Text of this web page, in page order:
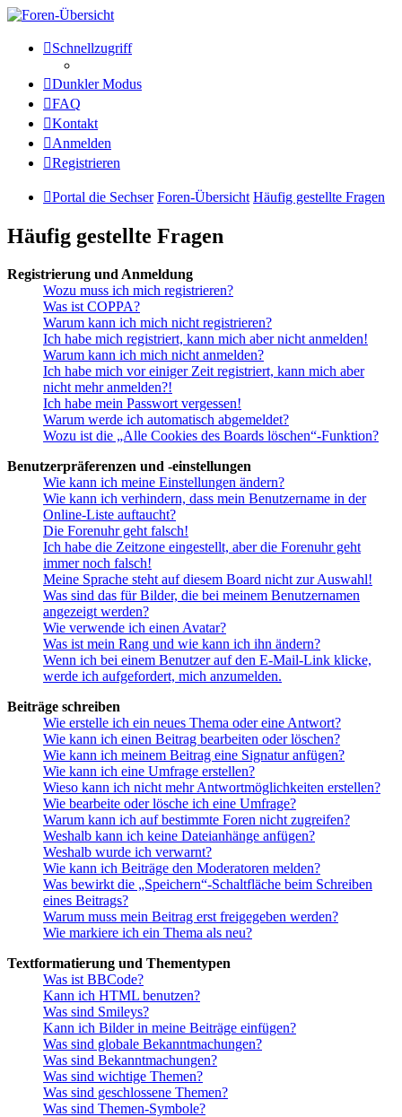
Die Sechser - Anlagenmeisterei
und Treffpunkt für
Eisenbahnverrückte
Anlagenmeisterei
Schnellzugriff
Dunkler Modus
FAQ
Kontakt
Anmelden
Registrieren
Portal die Sechser Foren-Übersicht Häufig gestellte Fragen
Häufig gestellte Fragen
Registrierung und Anmeldung
Wozu muss ich mich registrieren?
Was ist COPPA?
Warum kann ich mich nicht registrieren?
Ich habe mich registriert, kann mich aber nicht anmelden!
Warum kann ich mich nicht anmelden?
Ich habe mich vor einiger Zeit registriert, kann mich aber
nicht mehr anmelden?!
Ich habe mein Passwort vergessen!
Warum werde ich automatisch abgemeldet?
Wozu ist die „Alle Cookies des Boards löschen“-Funktion?
Benutzerpräferenzen und -einstellungen
Wie kann ich meine Einstellungen ändern?
Wie kann ich verhindern, dass mein Benutzername in der
Online-Liste auftaucht?
Die Forenuhr geht falsch!
Ich habe die Zeitzone eingestellt, aber die Forenuhr geht
immer noch falsch!
Meine Sprache steht auf diesem Board nicht zur Auswahl!
Was sind das für Bilder, die bei meinem Benutzernamen
angezeigt werden?
Wie verwende ich einen Avatar?
Was ist mein Rang und wie kann ich ihn ändern?
Wenn ich bei einem Benutzer auf den E-Mail-Link klicke,
werde ich aufgefordert, mich anzumelden.
Beiträge schreiben
Wie erstelle ich ein neues Thema oder eine Antwort?
Wie kann ich einen Beitrag bearbeiten oder löschen?
Wie kann ich meinem Beitrag eine Signatur anfügen?
Wie kann ich eine Umfrage erstellen?
Wieso kann ich nicht mehr Antwortmöglichkeiten erstellen?
Wie bearbeite oder lösche ich eine Umfrage?
Warum kann ich auf bestimmte Foren nicht zugreifen?
Weshalb kann ich keine Dateianhänge anfügen?
Weshalb wurde ich verwarnt?
Wie kann ich Beiträge den Moderatoren melden?
Was bewirkt die „Speichern“-Schaltfläche beim Schreiben
eines Beitrags?
Warum muss mein Beitrag erst freigegeben werden?
Wie markiere ich ein Thema als neu?
Textformatierung und Thementypen
Was ist BBCode?
Kann ich HTML benutzen?
Was sind Smileys?
Kann ich Bilder in meine Beiträge einfügen?
Was sind globale Bekanntmachungen?
Was sind Bekanntmachungen?
Was sind wichtige Themen?
Was sind geschlossene Themen?
Was sind Themen-Symbole?